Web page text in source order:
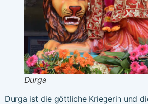
Durga
Durga ist die göttliche Kriegerin und